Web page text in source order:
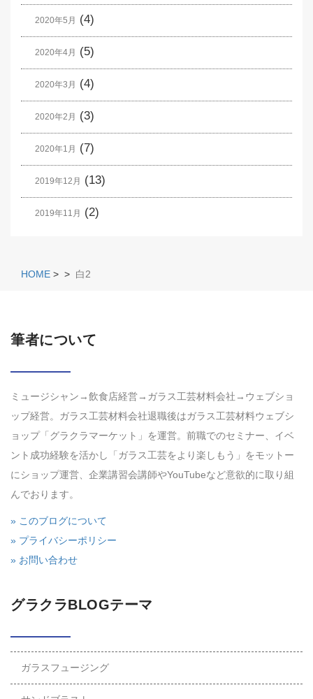
2020年5月 (4)
2020年4月 (5)
2020年3月 (4)
2020年2月 (3)
2020年1月 (7)
2019年12月 (13)
2019年11月 (2)
HOME > > 白2
筆者について
ミュージシャン→飲食店経営→ガラス工芸材料会社→ウェブショ
ップ経営。ガラス工芸材料会社退職後はガラス工芸材料ウェブシ
ョップ「グラクラマーケット」を運営。前職でのセミナー、イベ
ント成功経験を活かし「ガラス工芸をより楽しもう」をモットー
にショップ運営、企業講習会講師やYouTubeなど意欲的に取り組
んでおります。
» このブログについて
» プライバシーポリシー
» お問い合わせ
グラクラBLOGテーマ
ガラスフュージング